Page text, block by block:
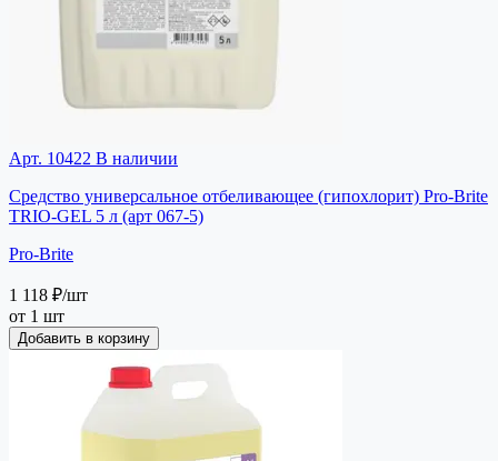
Арт. 10422 В наличии
Средство универсальное отбеливающее (гипохлорит) Pro-Brite
TRIO-GEL 5 л (арт 067-5)
Pro-Brite
1 118 ₽/шт
от 1 шт
Добавить в корзину